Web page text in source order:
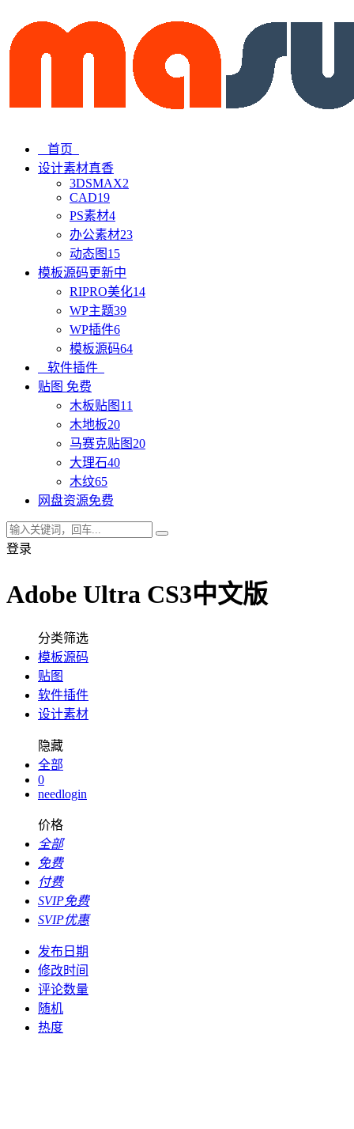
首页
设计素材真香
3DSMAX2
CAD19
PS素材4
办公素材23
动态图 15
模板源码更新中
RIPRO美化14
WP主题39
WP插件6
模板源码64
软件插件
贴图 免费
木板贴图 11
木地板20
马赛克贴图 20
大理石40
木纹65
网盘资源免费
登录
Adobe Ultra CS3中文版
分类筛选
模板源码
贴图
软件插件
设计素材
隐藏
全部
0
needlogin
价格
全部
免费
付费
SVIP免费
SVIP优惠
发布日期
修改时间
评论数量
随机
热度